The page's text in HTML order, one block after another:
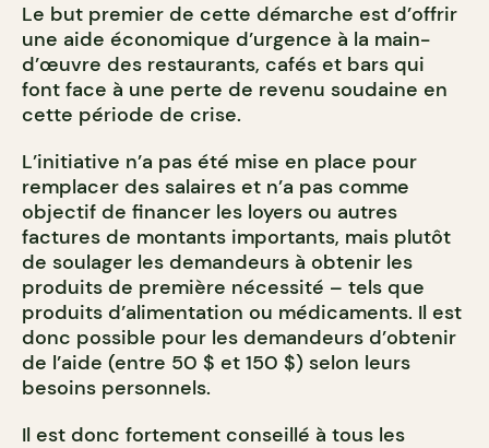
Le but premier de cette démarche est d’offrir
une aide économique d’urgence à la main-
d’œuvre des restaurants, cafés et bars qui
font face à une perte de revenu soudaine en
cette période de crise.
L’initiative n’a pas été mise en place pour
remplacer des salaires et n’a pas comme
objectif de financer les loyers ou autres
factures de montants importants, mais plutôt
de soulager les demandeurs à obtenir les
produits de première nécessité – tels que
produits d’alimentation ou médicaments. Il est
donc possible pour les demandeurs d’obtenir
de l’aide (entre 50 $ et 150 $) selon leurs
besoins personnels.
Il est donc fortement conseillé à tous les